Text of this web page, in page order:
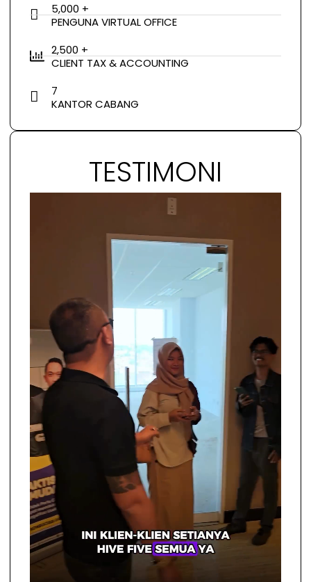
5,000 +
PENGUNA VIRTUAL OFFICE
2,500 +
CLIENT TAX & ACCOUNTING
7
KANTOR CABANG
TESTIMONI